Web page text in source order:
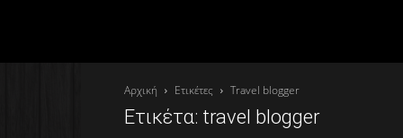
Αρχική Ετικέτες Travel blogger
Ετικέτα: travel blogger